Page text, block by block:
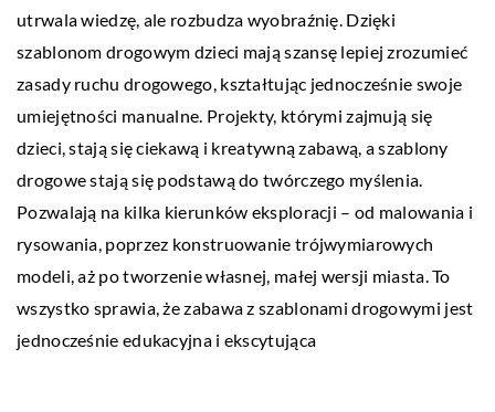
utrwala wiedzę, ale rozbudza wyobraźnię. Dzięki
szablonom drogowym dzieci mają szansę lepiej zrozumieć
zasady ruchu drogowego, kształtując jednocześnie swoje
umiejętności manualne. Projekty, którymi zajmują się
dzieci, stają się ciekawą i kreatywną zabawą, a szablony
drogowe stają się podstawą do twórczego myślenia.
Pozwalają na kilka kierunków eksploracji – od malowania i
rysowania, poprzez konstruowanie trójwymiarowych
modeli, aż po tworzenie własnej, małej wersji miasta. To
wszystko sprawia, że zabawa z szablonami drogowymi jest
jednocześnie edukacyjna i ekscytująca